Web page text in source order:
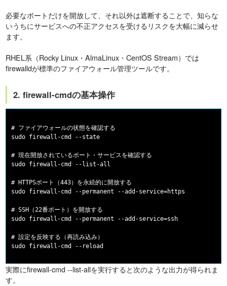
必要なポートだけを開放して、それ以外は遮断することで、知らな
いうちにサービスへの不正アクセスを受けるリスクを大幅に減らせ
ます。
RHEL系（Rocky Linux・AlmaLinux・CentOS Stream）では
firewalldが標準のファイアウォール管理ツールです。
2. firewall-cmdの基本操作
# ファイアウォールの状態を確認する
sudo firewall-cmd --state
# 現在開放されているポート・サービスを確認する
sudo firewall-cmd --list-all
# HTTPSポート（443）を永続的に開放する
sudo firewall-cmd --permanent --add-service=https
# SSH（22番ポート）を開放する
sudo firewall-cmd --permanent --add-service=ssh
# 設定を反映する（再読み込み）
実際にfirewall-cmd --list-allを実行すると次のような出力が得られま
す。